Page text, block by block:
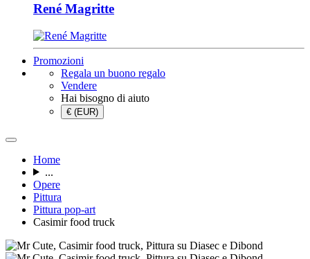
René Magritte
Promozioni
Regala un buono regalo
Vendere
Hai bisogno di aiuto
€ (EUR)
Home
...
Opere
Pittura
Pittura pop-art
Casimir food truck